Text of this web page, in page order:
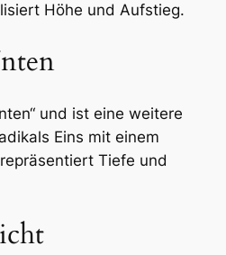
Höhe und Aufstieg.
und ist eine weitere
Eins mit einem
Tiefe und